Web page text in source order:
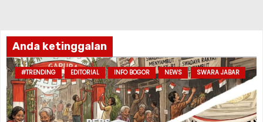
Anda ketinggalan
#TRENDING EDITORIAL INFO BOGOR NEWS SWARA JABAR